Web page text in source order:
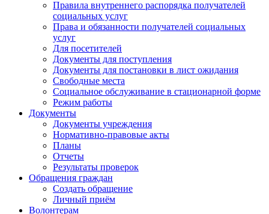
Правила внутреннего распорядка получателей
социальных услуг
Права и обязанности получателей социальных
услуг
Для посетителей
Документы для поступления
Документы для постановки в лист ожидания
Свободные места
Социальное обслуживание в стационарной форме
Режим работы
Документы
Документы учреждения
Нормативно-правовые акты
Планы
Отчеты
Результаты проверок
Обращения граждан
Создать обращение
Личный приём
Волонтерам